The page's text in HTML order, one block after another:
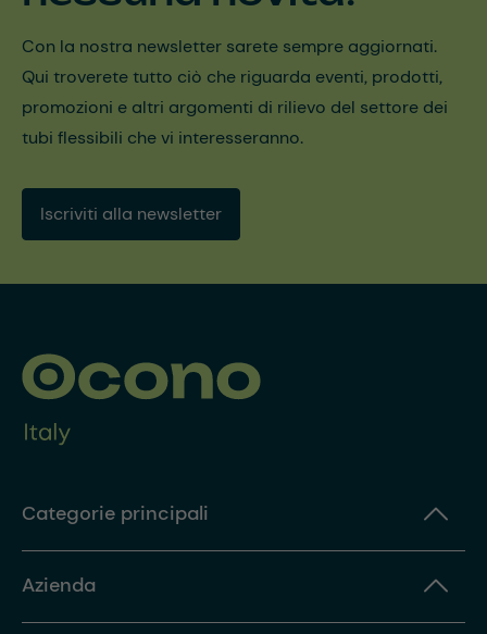
Con la nostra newsletter sarete sempre aggiornati.
Qui troverete tutto ciò che riguarda eventi, prodotti,
promozioni e altri argomenti di rilievo del settore dei
tubi flessibili che vi interesseranno.
Iscriviti alla newsletter
Categorie principali
Azienda